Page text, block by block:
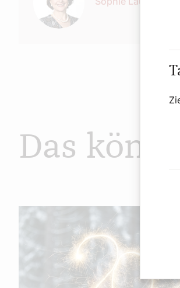
Das